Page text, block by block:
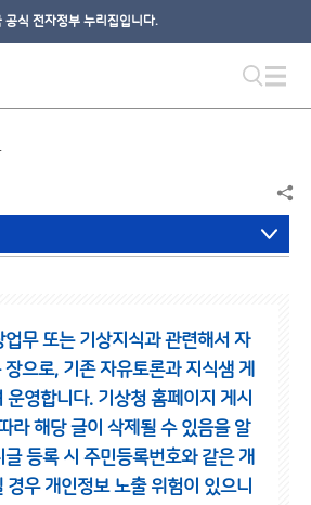
공식 전자정부 누리집입니다.
무 또는 기상지식과 관련해서 자
장으로, 기존 자유토론과 지식샘 게
운영합니다. 기상청 홈페이지 게시
라 해당 글이 삭제될 수 있음을 알
글 등록 시 주민등록번호와 같은 개
경우 개인정보 노출 위험이 있으니